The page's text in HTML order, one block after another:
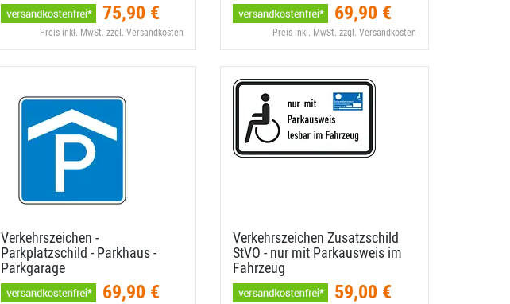
75,90 €
Preis inkl. MwSt. zzgl. Versandkosten
69,90 €
Preis inkl. MwSt. zzgl. Versandkosten
Verkehrszeichen -
Parkplatzschild - Parkhaus -
Parkgarage
69,90 €
Verkehrszeichen Zusatzschild
StVO - nur mit Parkausweis im
Fahrzeug
59,00 €